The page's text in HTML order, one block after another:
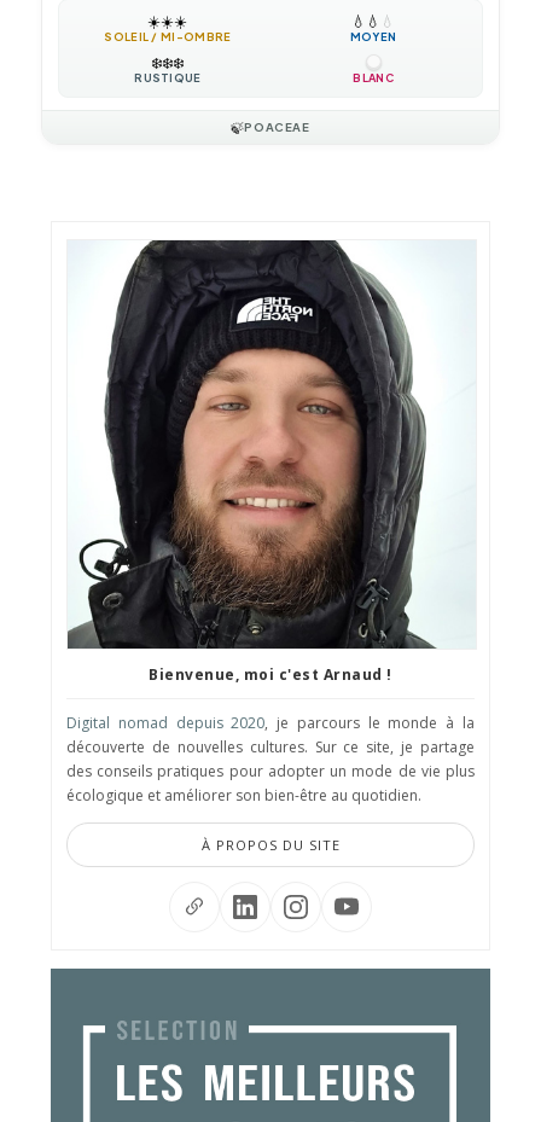
☀️☀️☀️
SOLEIL / MI-OMBRE
💧 💧 💧
MOYEN
❄️❄️❄️
RUSTIQUE BLANC
🍃POACEAE
Bienvenue, moi c'est Arnaud !
Digital nomad depuis 2020, je parcours le monde à la
découverte de nouvelles cultures. Sur ce site, je partage
des conseils pratiques pour adopter un mode de vie plus
écologique et améliorer son bien-être au quotidien.
À PROPOS DU SITE